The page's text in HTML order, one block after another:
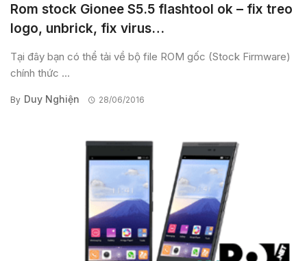
Rom stock Gionee S5.5 flashtool ok – fix treo
logo, unbrick, fix virus…
Tại đây bạn có thể tải về bộ file ROM gốc (Stock Firmware)
chính thức ...
By Duy Nghiện 28/06/2016